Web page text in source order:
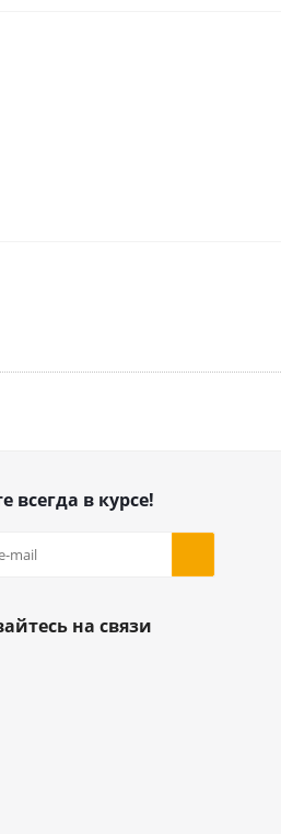
всегда в курсе!
на связи